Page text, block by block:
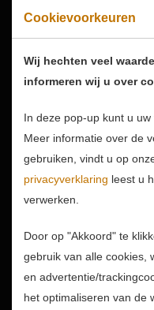
Cookievoorkeuren
Wij hechten veel
informeren wij u over
In deze pop-up kunt u
Meer informatie over de
gebruiken, vindt u op
privacyverklaring leest u
verwerken.
Door op "Akkoord" te
gebruik van alle cookies,
en advertentie/
het optimaliseren van de
27-04-
Lieve
vrijdag
Airport